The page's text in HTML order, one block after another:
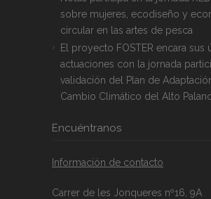
sobre mujeres, ecodiseño y
circular en las artes de pesca
El proyecto FOSTER encara sus
actuaciones con la jornada
validación del Plan de
Cambio Climático del Alto
Encuéntranos
Información de contacto
Carrer de les Jonqueres nº16, 9A